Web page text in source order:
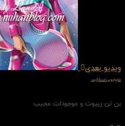
ویدیو بعدی
ماجراجویی استارلایت
بن تن ریبوت و موجودات عجیب